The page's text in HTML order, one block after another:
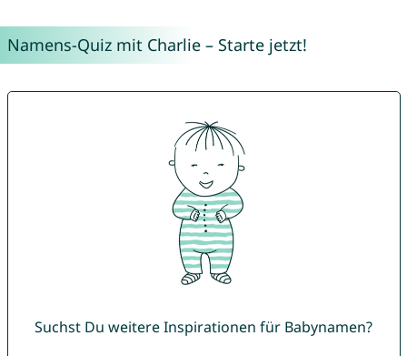
Namens-Quiz mit Charlie – Starte jetzt!
Suchst Du weitere Inspirationen für Babynamen?